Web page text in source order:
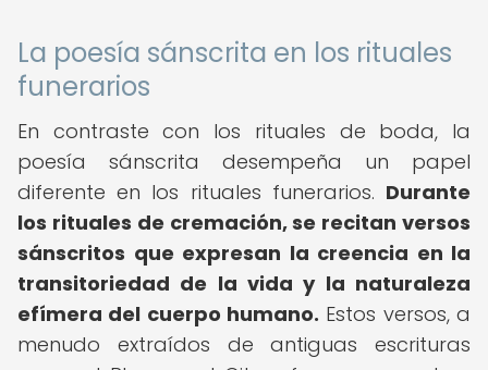
La poesía sánscrita en los rituales
funerarios
En contraste con los rituales de boda, la
poesía sánscrita desempeña un papel
diferente en los rituales funerarios. Durante
los rituales de cremación, se recitan versos
sánscritos que expresan la creencia en la
transitoriedad de la vida y la naturaleza
efímera del cuerpo humano. Estos versos, a
menudo extraídos de antiguas escrituras